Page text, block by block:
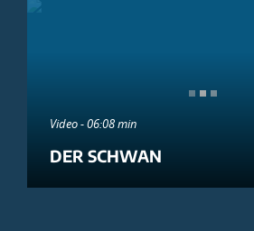
Video - 06:08 min
DER SCHWAN